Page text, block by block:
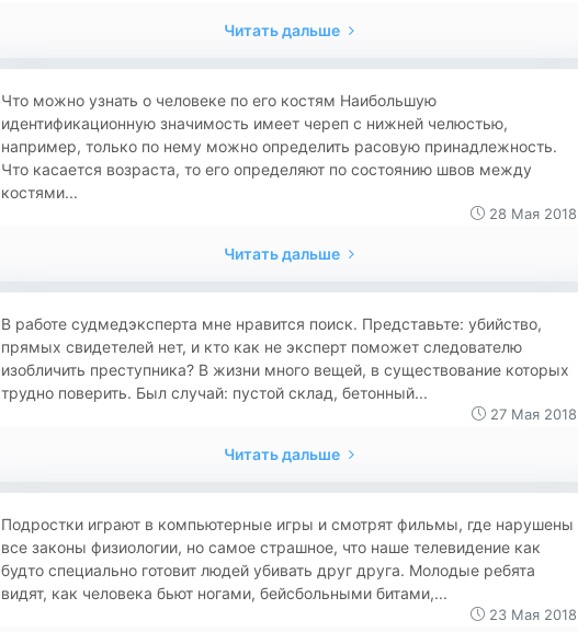
Читать дальше
Что можно узнать о человеке по его костям Наибольшую
идентификационную значимость имеет череп с нижней челюстью,
например, только по нему можно определить расовую принадлежность.
Что касается возраста, то его определяют по состоянию швов между
костями...
28 Мая 2018
Читать дальше
В работе судмедэксперта мне нравится поиск. Представьте: убийство,
прямых свидетелей нет, и кто как не эксперт поможет следователю
изобличить преступника? В жизни много вещей, в существование которых
трудно поверить. Был случай: пустой склад, бетонный...
27 Мая 2018
Читать дальше
Подростки играют в компьютерные игры и смотрят фильмы, где нарушены
все законы физиологии, но самое страшное, что наше телевидение как
будто специально готовит людей убивать друг друга. Молодые ребята
видят, как человека бьют ногами, бейсбольными битами,...
23 Мая 2018